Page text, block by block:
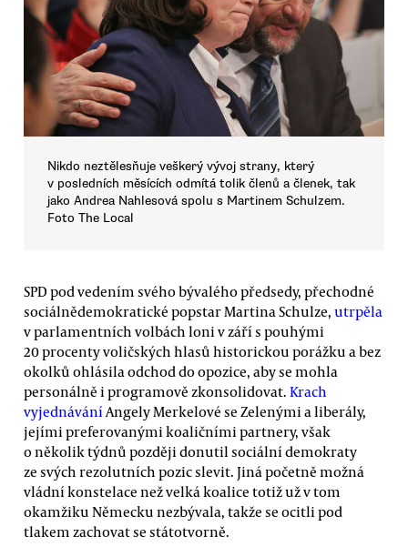
Nikdo neztělesňuje veškerý vývoj strany, který
v posledních měsících odmítá tolik členů a členek, tak
jako Andrea Nahlesová spolu s Martinem Schulzem.
Foto The Local
SPD pod vedením svého bývalého předsedy, přechodné
sociálnědemokratické popstar Martina Schulze, utrpěla
v parlamentních volbách loni v září s pouhými
20 procenty voličských hlasů historickou porážku a bez
okolků ohlásila odchod do opozice, aby se mohla
personálně i programově zkonsolidovat. Krach
vyjednáváníAngely Merkelové se Zelenými a liberály,
jejími preferovanými koaličními partnery, však
o několik týdnů později donutil sociální demokraty
ze svých rezolutních pozic slevit. Jiná početně možná
vládní konstelace než velká koalice totiž už v tom
okamžiku Německu nezbývala, takže se ocitli pod
tlakem zachovat se státotvorně.